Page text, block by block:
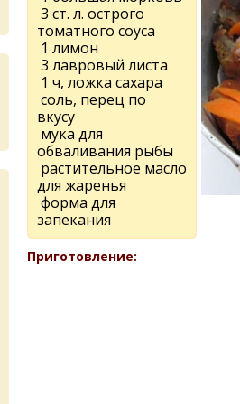
3 ст. л. острого
томатного соуса
1 лимон
3 лавровый листа
1 ч, ложка сахара
соль, перец по
вкусу
мука для
обваливания рыбы
растительное масло
для жаренья
форма для
запекания
Приготовление: